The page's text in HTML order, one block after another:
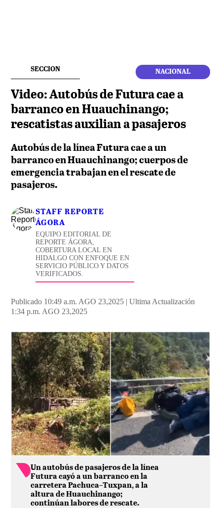
SECCION NACIONAL
Video: Autobús de Futura cae a
barranco en Huauchinango;
rescatistas auxilian a pasajeros
Autobús de la línea Futura cae a un
barranco en Huauchinango; cuerpos de
emergencia trabajan en el rescate de
pasajeros.
STAFF REPORTE
ÁGORA
EQUIPO EDITORIAL DE
REPORTE ÁGORA,
COBERTURA LOCAL EN
HIDALGO CON ENFOQUE EN
SERVICIO PÚBLICO Y DATOS
VERIFICADOS.
Publicado 10:49 a.m. AGO 23,2025 | Ultima Actualización
1:34 p.m. AGO 23,2025
Un autobús de pasajeros de la línea
Futura cayó a un barranco en la
carretera Pachuca–Tuxpan, a la
altura de Huauchinango;
continúan labores de rescate.